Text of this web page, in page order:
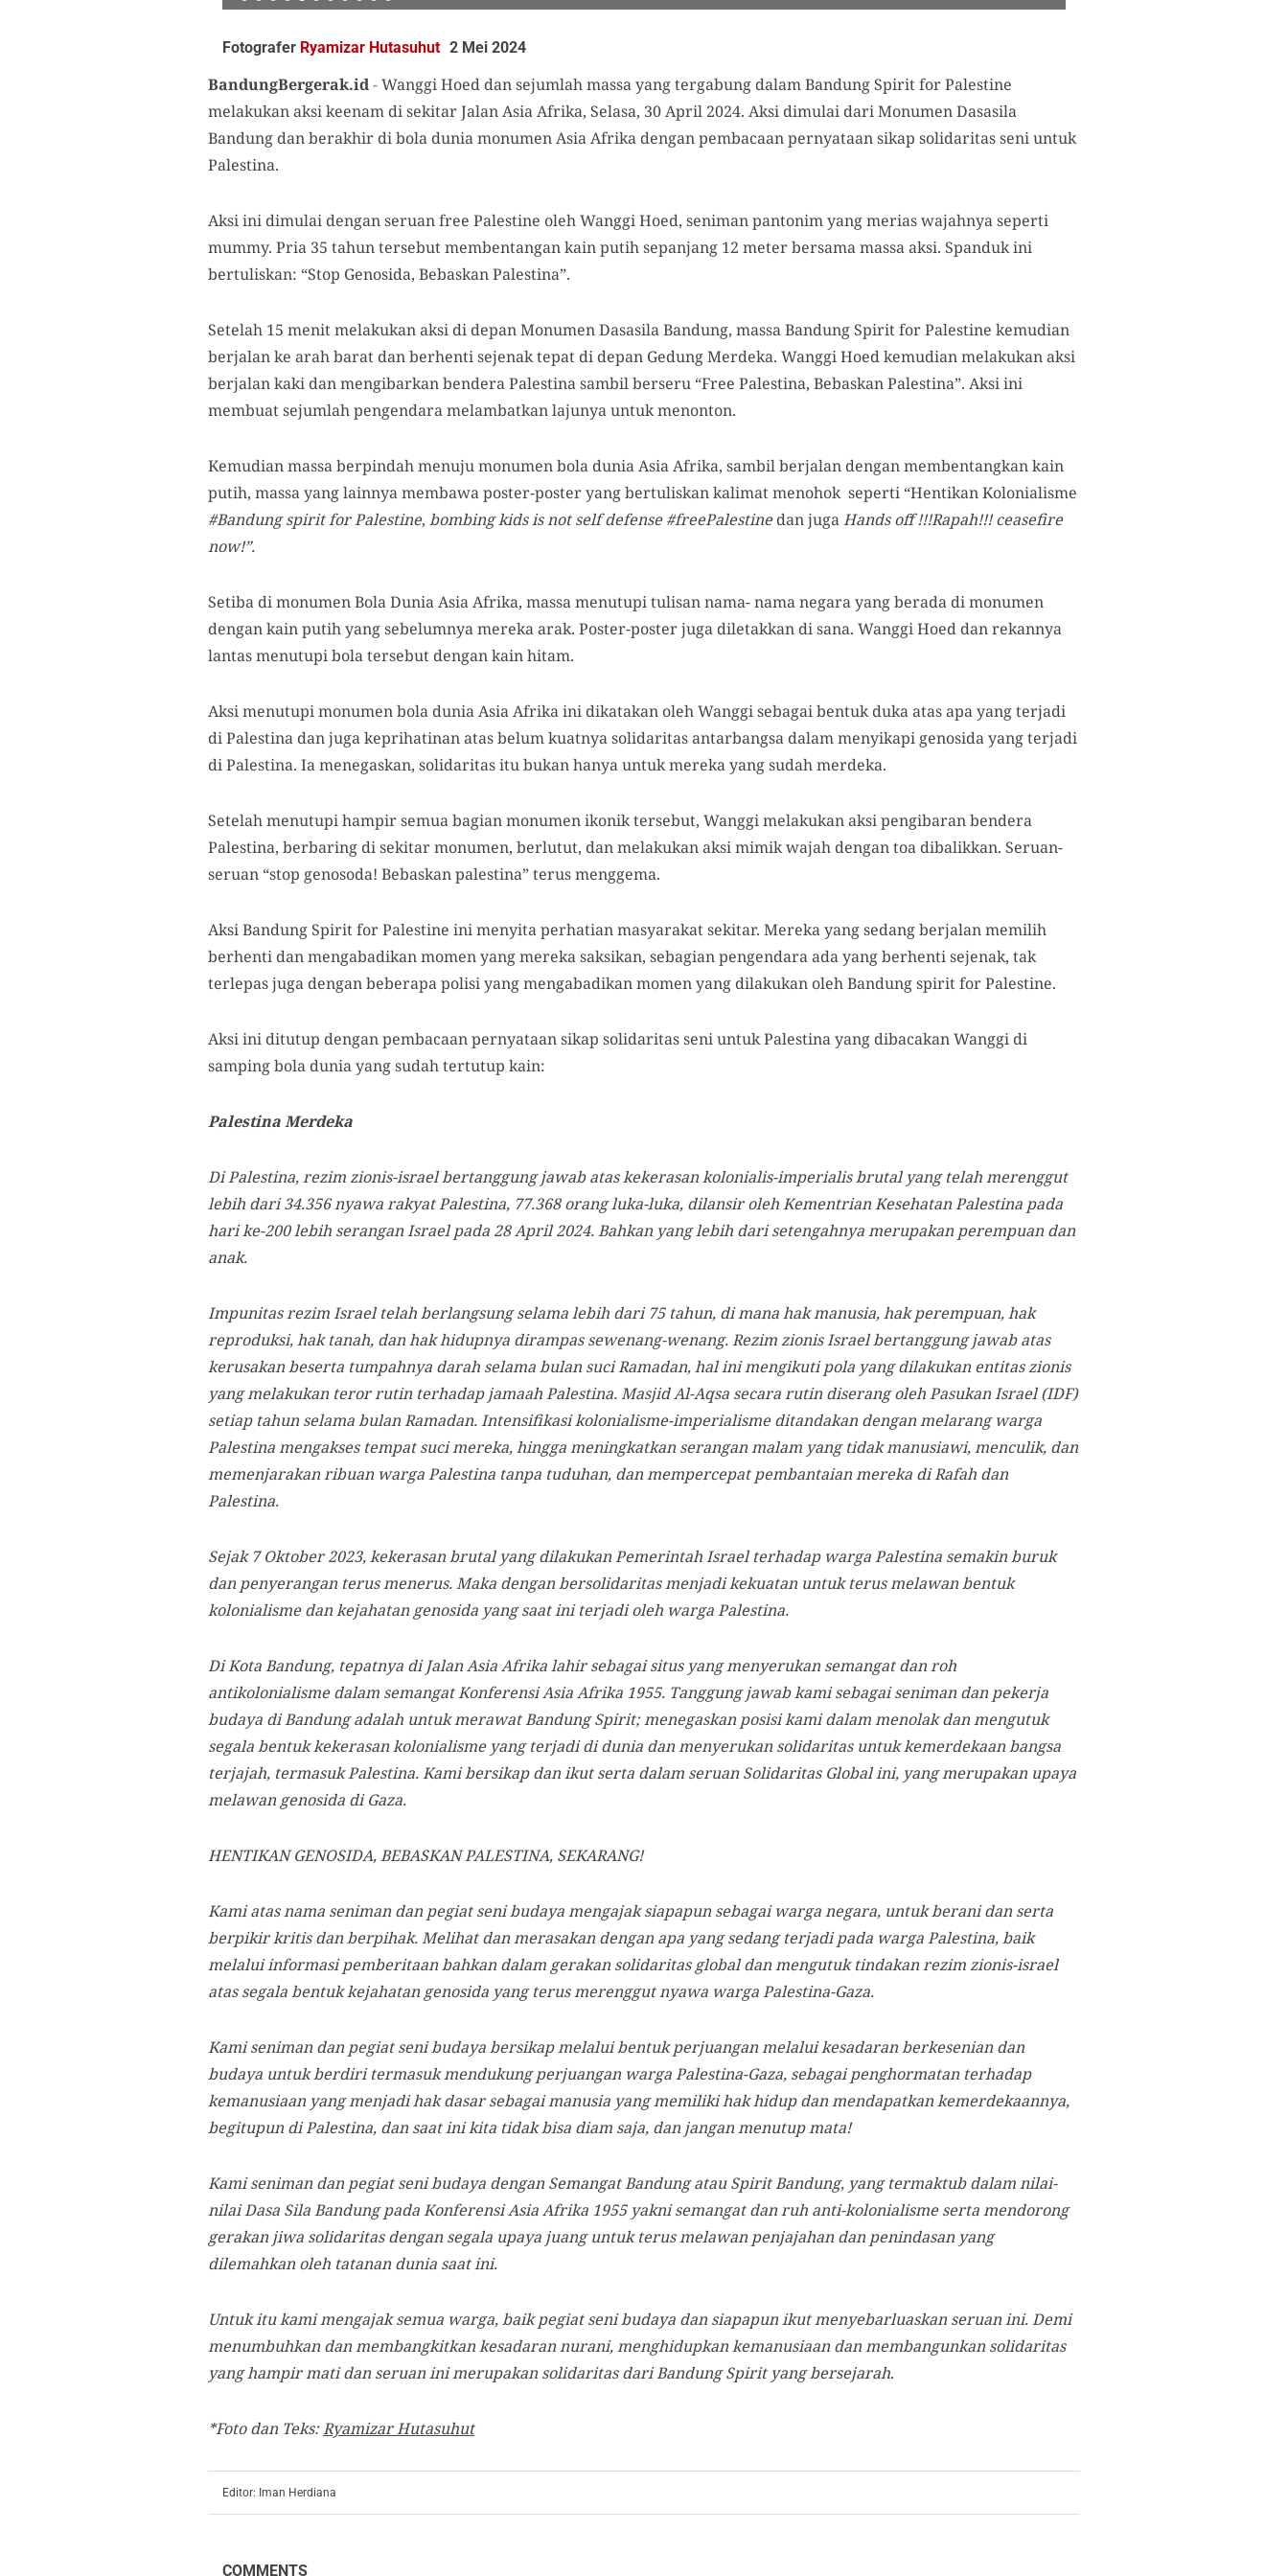
Fotografer Ryamizar Hutasuhut 2 Mei 2024
BandungBergerak.id-Wanggi Hoed dan sejumlah massa yang tergabung dalam Bandung Spirit for Palestine
melakukan aksi keenam di sekitar Jalan Asia Afrika, Selasa, 30 April 2024. Aksi dimulai dari Monumen Dasasila
Bandung dan berakhir di bola dunia monumen Asia Afrika dengan pembacaan pernyataan sikap solidaritas seni untuk
Palestina.
Aksi ini dimulai dengan seruan free Palestine oleh Wanggi Hoed, seniman pantonim yang merias wajahnya seperti
mummy. Pria 35 tahun tersebut membentangan kain putih sepanjang 12 meter bersama massa aksi. Spanduk ini
bertuliskan: “Stop Genosida, Bebaskan Palestina”.
Setelah 15 menit melakukan aksi di depan Monumen Dasasila Bandung, massa Bandung Spirit for Palestine kemudian
berjalan ke arah barat dan berhenti sejenak tepat di depan Gedung Merdeka. Wanggi Hoed kemudian melakukan aksi
berjalan kaki dan mengibarkan bendera Palestina sambil berseru “Free Palestina, Bebaskan Palestina”. Aksi ini
membuat sejumlah pengendara melambatkan lajunya untuk menonton.
Kemudian massa berpindah menuju monumen bola dunia Asia Afrika, sambil berjalan dengan membentangkan kain
putih, massa yang lainnya membawa poster-poster yang bertuliskan kalimat menohok seperti “Hentikan Kolonialisme
#Bandung spirit for Palestine, bombing kids is not self defense #freePalestinedan jugaHands off !!!Rapah!!! ceasefire
now!”.
Setiba di monumen Bola Dunia Asia Afrika, massa menutupi tulisan nama- nama negara yang berada di monumen
dengan kain putih yang sebelumnya mereka arak. Poster-poster juga diletakkan di sana. Wanggi Hoed dan rekannya
lantas menutupi bola tersebut dengan kain hitam.
Aksi menutupi monumen bola dunia Asia Afrikaini dikatakan oleh Wanggi sebagai bentuk duka atas apa yang terjadi
di Palestina dan juga keprihatinan atas belum kuatnya solidaritas antarbangsa dalam menyikapi genosida yang terjadi
di Palestina. Ia menegaskan, solidaritas itu bukan hanya untuk mereka yang sudah merdeka.
Setelah menutupi hampir semua bagian monumen ikonik tersebut, Wanggi melakukan aksi pengibaran bendera
Palestina, berbaring di sekitar monumen, berlutut, dan melakukan aksi mimik wajah dengan toa dibalikkan. Seruan-
seruan “stop genosoda! Bebaskan palestina” terus menggema.
AksiBandung Spirit for Palestine ini menyita perhatian masyarakat sekitar. Merekayang sedang berjalan memilih
berhenti dan mengabadikan momen yang mereka saksikan, sebagian pengendara ada yang berhenti sejenak, tak
terlepas juga dengan beberapa polisi yang mengabadikan momen yang dilakukan oleh Bandung spirit for Palestine.
Aksi ini ditutup dengan pembacaan pernyataan sikap solidaritas seni untuk Palestina yang dibacakan Wanggi di
samping bola dunia yang sudah tertutup kain:
Palestina Merdeka
Di Palestina, rezim zionis-israel bertanggung jawab atas kekerasan kolonialis-imperialis brutal yang telah merenggut
lebih dari 34.356 nyawa rakyat Palestina, 77.368 orang luka-luka, dilansir oleh Kementrian Kesehatan Palestina pada
hari ke-200 lebih serangan Israel pada 28 April 2024. Bahkan yang lebih dari setengahnya merupakan perempuan dan
anak.
Impunitas rezim Israel telah berlangsung selama lebih dari 75 tahun, di mana hak manusia, hak perempuan, hak
reproduksi, hak tanah, dan hak hidupnya dirampas sewenang-wenang. Rezim zionis Israel bertanggung jawab atas
kerusakan beserta tumpahnya darah selama bulan suci Ramadan, hal ini mengikuti pola yang dilakukan entitas zionis
yang melakukan teror rutin terhadap jamaah Palestina. Masjid Al-Aqsa secara rutin diserang oleh Pasukan Israel (IDF)
setiap tahun selama bulan Ramadan. Intensifikasi kolonialisme-imperialisme ditandakan dengan melarang warga
Palestina mengakses tempat suci mereka, hingga meningkatkan serangan malam yang tidak manusiawi, menculik, dan
memenjarakan ribuan warga Palestina tanpa tuduhan, dan mempercepat pembantaian mereka di Rafah dan
Palestina.
Sejak 7 Oktober 2023, kekerasan brutal yang dilakukan Pemerintah Israel terhadap warga Palestina semakin buruk
dan penyerangan terus menerus. Maka dengan bersolidaritas menjadi kekuatan untuk terus melawan bentuk
kolonialisme dan kejahatan genosida yang saat ini terjadi oleh warga Palestina.
Di Kota Bandung, tepatnya di Jalan Asia Afrika lahir sebagai situs yang menyerukan semangat dan roh
antikolonialisme dalam semangat Konferensi Asia Afrika 1955. Tanggung jawab kami sebagai seniman dan pekerja
budaya di Bandung adalah untuk merawat Bandung Spirit; menegaskan posisi kami dalam menolak dan mengutuk
segala bentuk kekerasan kolonialisme yang terjadi di dunia dan menyerukan solidaritas untuk kemerdekaan bangsa
terjajah, termasuk Palestina. Kami bersikap dan ikut serta dalam seruan Solidaritas Global ini, yang merupakan upaya
melawan genosida di Gaza.
HENTIKAN GENOSIDA, BEBASKAN PALESTINA, SEKARANG!
Kami atas nama seniman dan pegiat seni budaya mengajak siapapun sebagai warga negara, untuk berani dan serta
berpikir kritis dan berpihak. Melihat dan merasakan dengan apa yang sedang terjadi pada warga Palestina, baik
melalui informasi pemberitaan bahkan dalam gerakan solidaritas global dan mengutuk tindakan rezim zionis-israel
atas segala bentuk kejahatan genosida yang terus merenggut nyawa warga Palestina-Gaza.
Kami seniman dan pegiat seni budaya bersikap melalui bentuk perjuangan melalui kesadaran berkesenian dan
budaya untuk berdiri termasuk mendukung perjuangan warga Palestina-Gaza, sebagai penghormatan terhadap
kemanusiaan yang menjadi hak dasar sebagai manusia yang memiliki hak hidup dan mendapatkan kemerdekaannya,
begitupun di Palestina, dan saat ini kita tidak bisa diam saja, dan jangan menutup mata!
Kami seniman dan pegiat seni budaya dengan Semangat Bandung atau Spirit Bandung, yang termaktub dalam nilai-
nilai Dasa Sila Bandung pada Konferensi Asia Afrika 1955 yakni semangat dan ruh anti-kolonialisme serta mendorong
gerakan jiwa solidaritas dengan segala upaya juang untuk terus melawan penjajahan dan penindasan yang
dilemahkan oleh tatanan dunia saat ini.
Untuk itu kami mengajak semua warga, baik pegiat seni budaya dan siapapun ikut menyebarluaskan seruan ini. Demi
menumbuhkan dan membangkitkan kesadaran nurani, menghidupkan kemanusiaan dan membangunkan solidaritas
yang hampir mati dan seruan ini merupakan solidaritas dari Bandung Spirit yang bersejarah.
*Foto dan Teks:Ryamizar Hutasuhut
Editor: Iman Herdiana
COMMENTS